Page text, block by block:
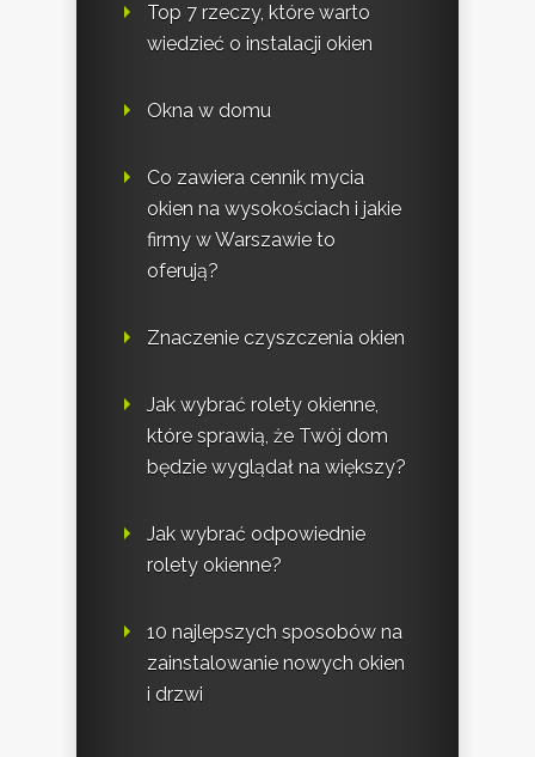
Top 7 rzeczy, które warto
wiedzieć o instalacji okien
Okna w domu
Co zawiera cennik mycia
okien na wysokościach i jakie
firmy w Warszawie to
oferują?
Znaczenie czyszczenia okien
Jak wybrać rolety okienne,
które sprawią, że Twój dom
będzie wyglądał na większy?
Jak wybrać odpowiednie
rolety okienne?
10 najlepszych sposobów na
zainstalowanie nowych okien
i drzwi